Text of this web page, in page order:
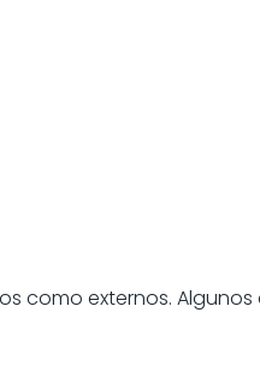
como externos. Algunos